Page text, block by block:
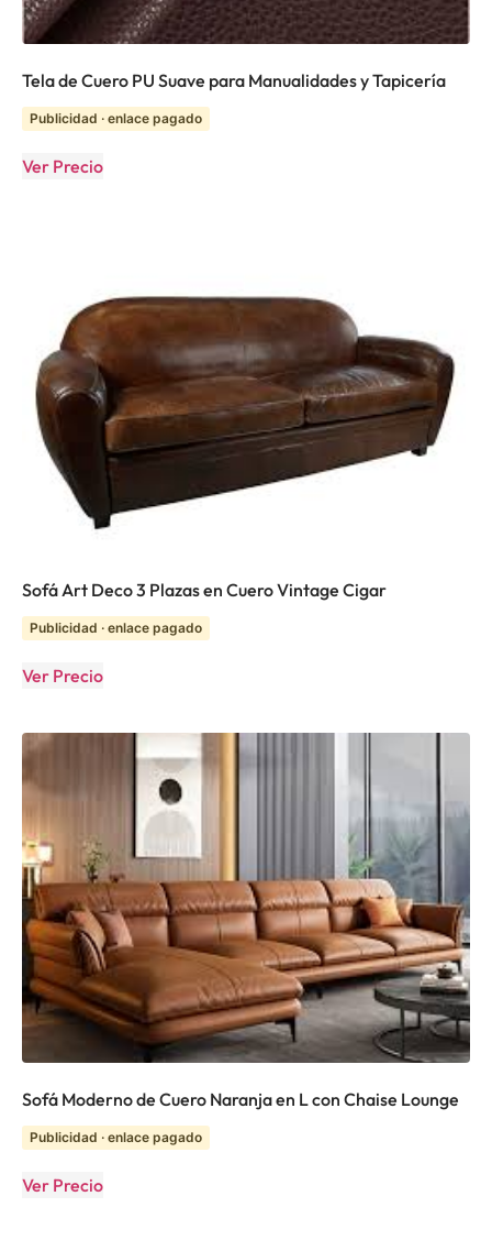
Tela de Cuero PU Suave para Manualidades y Tapicería
Publicidad · enlace pagado
Ver Precio
Sofá Art Deco 3 Plazas en Cuero Vintage Cigar
Publicidad · enlace pagado
Ver Precio
Sofá Moderno de Cuero Naranja en L con Chaise Lounge
Publicidad · enlace pagado
Ver Precio